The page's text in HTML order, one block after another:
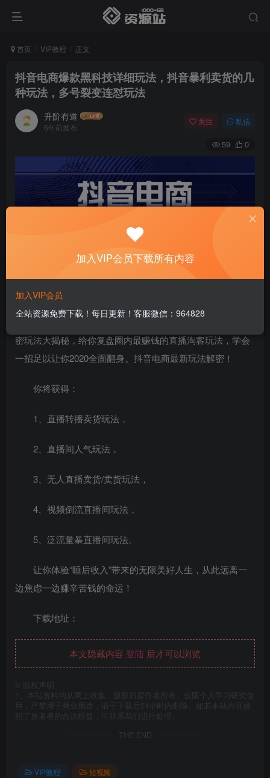
首页 VIP教程 正文
抖音电商爆款黑科技详细玩法，抖音暴利卖货的几
种玩法，多号裂变连怼玩法
升阶有道
6年前发布
关注 私信
59 0
疑问是短视频。短视频将会是未来十年内最大、最稳、最盛
的赚钱风口。本次全网首发的抖音直播淘客课程属于内部私
密玩法大揭秘，给你复盘圈内最赚钱的直播淘客玩法，学会
一招足以让你2020全面翻身。抖音电商最新玩法解密！
你将获得：
1、直播转播卖货玩法，
2、直播间人气玩法，
3、无人直播卖货/卖货玩法，
4、视频倒流直播间玩法，
5、泛流量暴直播间玩法。
让你体验“睡后收入”带来的无限美好人生，从此远离一
边焦虑一边赚辛苦钱的命运！
下载地址：
本文隐藏内容 登陆 后才可以浏览
版权声明
1、本站资料均从网上收集，版权归原作者所有。仅限个人学习研究使
用，严禁用于商业用途，请于下载后24小时内删除。如若本站内容侵
犯了原著者的合法权益，可联系我们进行处理。
THE END
VIP教程 短视频
加入VIP会员下载所有内容
加入VIP会员
全站资源免费下载！每日更新！客服微信：964828